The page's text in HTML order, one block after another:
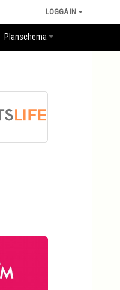
LOGGA IN
Planschema